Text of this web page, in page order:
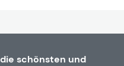
schönsten und